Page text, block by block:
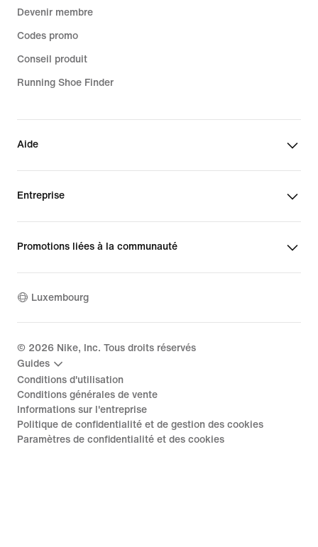
Devenir membre
Codes promo
Conseil produit
Running Shoe Finder
Aide
Entreprise
Promotions liées à la communauté
Luxembourg
© 2026 Nike, Inc. Tous droits réservés
Guides
Conditions d'utilisation
Conditions générales de vente
Informations sur l'entreprise
Politique de confidentialité et de gestion des cookies
Paramètres de confidentialité et des cookies